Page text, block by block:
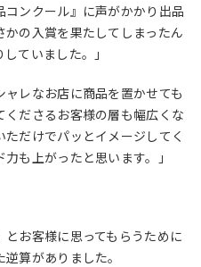
コンクール』に声がかかり出品
の入賞を果たしてしまったん
ていました。」
ャレなお店に商品を置かせても
ださるお客様の層も幅広くな
だけでパッとイメージしてく
も上がったと思います。」
とお客様に思ってもらうために
算がありました。